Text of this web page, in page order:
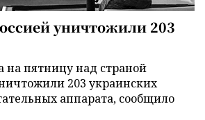
уничтожили 203
на пятницу над страной
203 украинских
аппарата, сообщило